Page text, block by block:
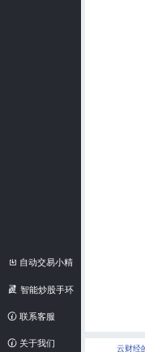
自动交易小精
灵 智能炒股手环
联系客服
关于我们
云财经